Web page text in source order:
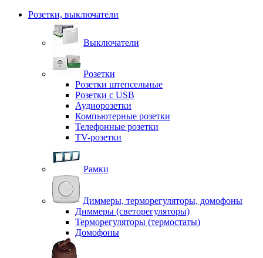
Розетки, выключатели
Выключатели
Розетки
Розетки штепсельные
Розетки с USB
Аудиорозетки
Компьютерные розетки
Телефонные розетки
TV-розетки
Рамки
Диммеры, терморегуляторы, домофоны
Диммеры (светорегуляторы)
Терморегуляторы (термостаты)
Домофоны